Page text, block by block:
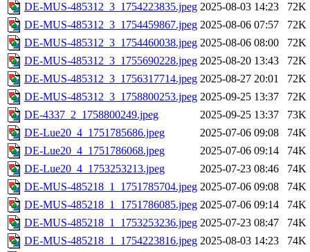
DE-MUS-485312_3_1754223835.jpeg 2025-08-03 14:23
72K
DE-MUS-485312_3_1754459867.jpeg 2025-08-06 07:57
72K
DE-MUS-485312_3_1754460038.jpeg 2025-08-06 08:00
72K
DE-MUS-485312_3_1755690228.jpeg 2025-08-20 13:43
72K
DE-MUS-485312_3_1756317714.jpeg 2025-08-27 20:01
72K
DE-MUS-485312_3_1758800253.jpeg 2025-09-25 13:37
72K
DE-4337_2_1758800249.jpeg
2025-09-25 13:37
73K
DE-Lue20_4_1751785686.jpeg
2025-07-06 09:08
74K
DE-Lue20_4_1751786068.jpeg
2025-07-06 09:14
74K
DE-Lue20_4_1753253213.jpeg
2025-07-23 08:46
74K
DE-MUS-485218_1_1751785704.jpeg 2025-07-06 09:08
74K
DE-MUS-485218_1_1751786085.jpeg 2025-07-06 09:14
74K
DE-MUS-485218_1_1753253236.jpeg 2025-07-23 08:47
74K
DE-MUS-485218_1_1754223816.jpeg 2025-08-03 14:23
74K